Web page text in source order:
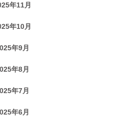
年11月
年10月
年9月
年8月
年7月
年6月